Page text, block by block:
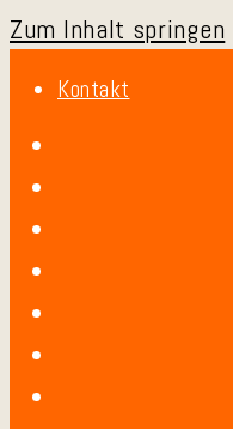
Zum Inhalt springen
Kontakt